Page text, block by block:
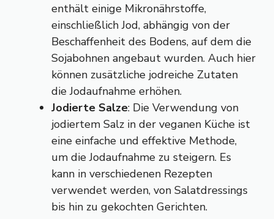
enthält einige Mikronährstoffe,
einschließlich Jod, abhängig von der
Beschaffenheit des Bodens, auf dem die
Sojabohnen angebaut wurden. Auch hier
können zusätzliche jodreiche Zutaten
die Jodaufnahme erhöhen.
Jodierte Salze: Die Verwendung von
jodiertem Salz in der veganen Küche ist
eine einfache und effektive Methode,
um die Jodaufnahme zu steigern. Es
kann in verschiedenen Rezepten
verwendet werden, von Salatdressings
bis hin zu gekochten Gerichten.